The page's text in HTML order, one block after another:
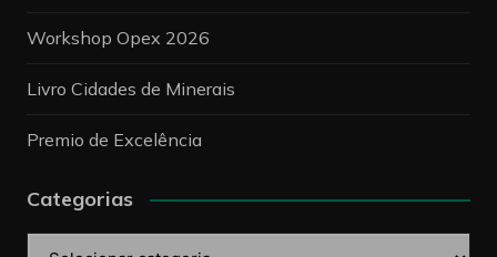
Workshop Opex 2026
Livro Cidades de Minerais
Premio de Excelência
Categorias